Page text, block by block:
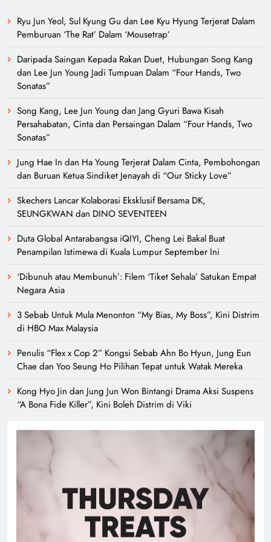
Ryu Jun Yeol, Sul Kyung Gu dan Lee Kyu Hyung Terjerat Dalam
Pemburuan ‘The Rat’ Dalam ‘Mousetrap’
Daripada Saingan Kepada Rakan Duet, Hubungan Song Kang
dan Lee Jun Young Jadi Tumpuan Dalam “Four Hands, Two
Sonatas”
Song Kang, Lee Jun Young dan Jang Gyuri Bawa Kisah
Persahabatan, Cinta dan Persaingan Dalam “Four Hands, Two
Sonatas”
Jung Hae In dan Ha Young Terjerat Dalam Cinta, Pembohongan
dan Buruan Ketua Sindiket Jenayah di “Our Sticky Love”
Skechers Lancar Kolaborasi Eksklusif Bersama DK,
SEUNGKWAN dan DINO SEVENTEEN
Duta Global Antarabangsa iQIYI, Cheng Lei Bakal Buat
Penampilan Istimewa di Kuala Lumpur September Ini
‘Dibunuh atau Membunuh’: Filem ‘Tiket Sehala’ Satukan Empat
Negara Asia
3 Sebab Untuk Mula Menonton “My Bias, My Boss”, Kini Distrim
di HBO Max Malaysia
Penulis “Flex x Cop 2” Kongsi Sebab Ahn Bo Hyun, Jung Eun
Chae dan Yoo Seung Ho Pilihan Tepat untuk Watak Mereka
Kong Hyo Jin dan Jung Jun Won Bintangi Drama Aksi Suspens
“A Bona Fide Killer”, Kini Boleh Distrim di Viki